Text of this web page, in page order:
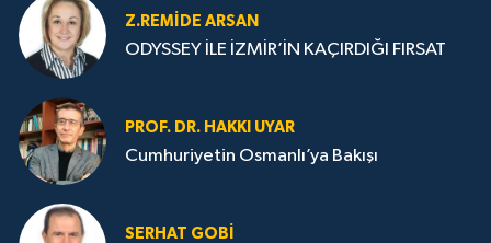
Z.REMIDE ARSAN
ODYSSEY İLE İZMİR’İN KAÇIRDIĞI FIRSAT
PROF. DR. HAKKI UYAR
Cumhuriyetin Osmanlı’ya Bakışı
SERHAT GOBİ